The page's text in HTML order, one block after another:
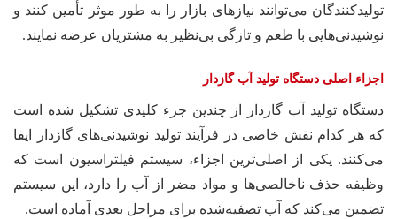
تولیدکنندگان می‌توانند نیازهای بازار را به طور موثر تأمین کنند و
نوشیدنی‌هایی با طعم و تازگی بی‌نظیر به مشتریان عرضه نمایند.
اجزاء اصلی دستگاه تولید آب گازدار
دستگاه تولید آب گازدار از چندین جزء کلیدی تشکیل شده است
که هر کدام نقش خاصی در فرآیند تولید نوشیدنی‌های گازدار ایفا
می‌کنند. یکی از اصلی‌ترین اجزاء، سیستم فیلتراسیون است که
وظیفه حذف ناخالصی‌ها و مواد مضر از آب را دارد، این سیستم
تضمین می‌کند که آب تصفیه‌شده برای مراحل بعدی آماده است.